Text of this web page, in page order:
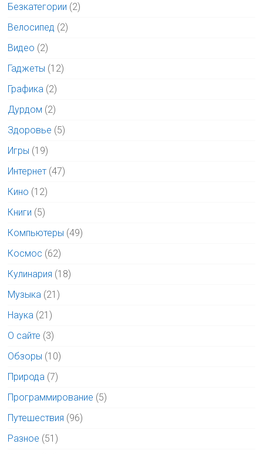
Безкатегории (2)
Велосипед (2)
Видео (2)
Гаджеты (12)
Графика (2)
Дурдом (2)
Здоровье (5)
Игры (19)
Интернет (47)
Кино (12)
Книги (5)
Компьютеры (49)
Космос (62)
Кулинария (18)
Музыка (21)
Наука (21)
О сайте (3)
Обзоры (10)
Природа (7)
Программирование (5)
Путешествия (96)
Разное (51)